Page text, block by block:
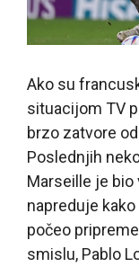
Ako su
situacijom TV
brzo zatvore
Poslednjih
Marseille je bio
napreduje
počeo
smislu, Pablo